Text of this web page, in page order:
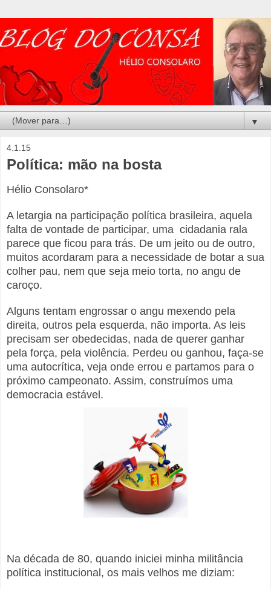
▼
4.1.15
Política: mão na bosta
Hélio Consolaro*
A letargia na participação política brasileira, aquela
falta de vontade de participar, uma cidadania rala
parece que ficou para trás. De um jeito ou de outro,
muitos acordaram para a necessidade de botar a sua
colher pau, nem que seja meio torta, no angu de
caroço.
Alguns tentam engrossar o angu mexendo pela
direita, outros pela esquerda, não importa. As leis
precisam ser obedecidas, nada de querer ganhar
pela força, pela violência. Perdeu ou ganhou, faça-se
uma autocrítica, veja onde errou e partamos para o
próximo campeonato. Assim, construímos uma
democracia estável.
Na década de 80, quando iniciei minha militância
política institucional, os mais velhos me diziam: